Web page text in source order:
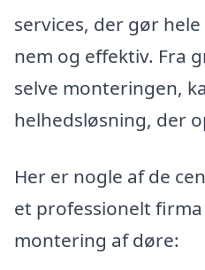
services, der gør
nem og effektiv. Fra
selve monteringen,
helhedsløsning, der
Her er nogle af de
et professionelt
montering af døre: